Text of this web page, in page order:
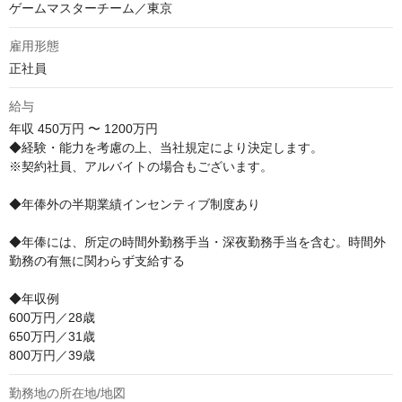
ゲームマスターチーム／東京
雇用形態
正社員
給与
年収 450万円 〜 1200万円
◆経験・能力を考慮の上、当社規定により決定します。
※契約社員、アルバイトの場合もございます。
◆年俸外の半期業績インセンティブ制度あり
◆年俸には、所定の時間外勤務手当・深夜勤務手当を含む。時間外
勤務の有無に関わらず支給する
◆年収例
600万円／28歳
650万円／31歳
800万円／39歳
勤務地の所在地/地図